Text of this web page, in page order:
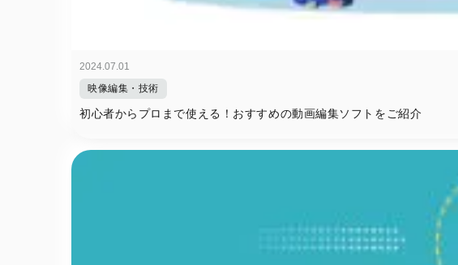
2024.07.01
映像編集・技術
初心者からプロまで使える！おすすめの動画編集ソフトをご紹介